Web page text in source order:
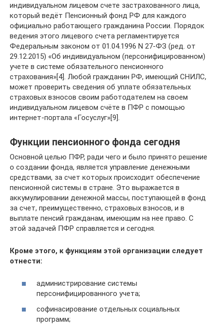
индивидуальном лицевом счете застрахованного лица,
который ведёт Пенсионный фонд РФ для каждого
официально работающего гражданина России. Порядок
ведения этого лицевого счета регламентируется
Федеральным законом от 01.04.1996 N 27-ФЗ (ред. от
29.12.2015) «Об индивидуальном (персонифицированном)
учете в системе обязательного пенсионного
страхования»[4]. Любой гражданин РФ, имеющий СНИЛС,
может проверить сведения об уплате обязательных
страховых взносов своим работодателем на своем
индивидуальном лицевом счёте в ПФР с помощью
интернет-портала «Госуслуг»[9].
Функции пенсионного фонда сегодня
Основной целью ПФР, ради чего и было принято решение
о создании фонда, является управление денежными
средствами, за счет которых происходит обеспечение
пенсионной системы в стране. Это выражается в
аккумулировании денежной массы, поступающей в фонд
за счет, преимущественно, страховых взносов, и в
выплате пенсий гражданам, имеющим на нее право. С
этой задачей ПФР справляется и сегодня.
Кроме этого, к функциям этой организации следует
отнести:
администрирование системы
персонифицированного учета;
софинасирование отдельных социальных
программ;